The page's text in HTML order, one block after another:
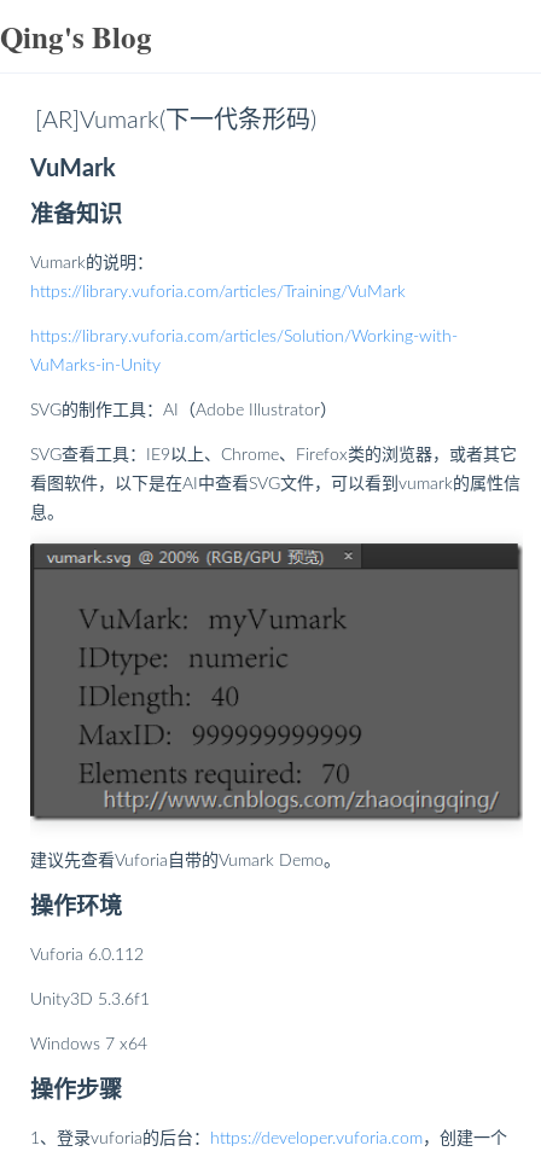
Qing's Blog
[AR]Vumark(下一代条形码)
VuMark
准备知识
Vumark的说明：
https://library.vuforia.com/articles/Training/VuMark
https://library.vuforia.com/articles/Solution/Working-with-
VuMarks-in-Unity
SVG的制作工具：AI（Adobe Illustrator）
SVG查看工具：IE9以上、Chrome、Firefox类的浏览器，或者其它
看图软件，以下是在AI中查看SVG文件，可以看到vumark的属性信
息。
建议先查看Vuforia自带的Vumark Demo。
操作环境
Vuforia 6.0.112
Unity3D 5.3.6f1
Windows 7 x64
操作步骤
1、登录vuforia的后台： https://developer.vuforia.com，创建一个